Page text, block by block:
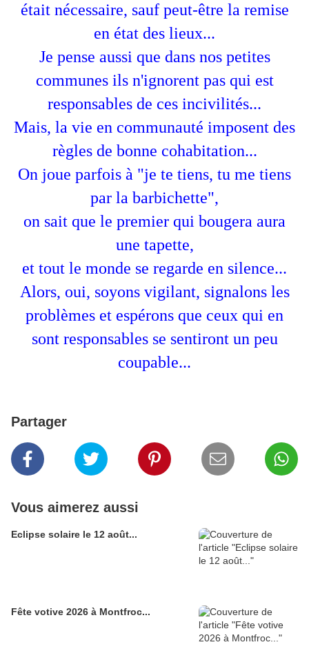
était nécessaire, sauf peut-être la remise
en état des lieux...
Je pense aussi que dans nos petites
communes ils n'ignorent pas qui est
responsables de ces incivilités...
Mais, la vie en communauté imposent des
règles de bonne cohabitation...
On joue parfois à "je te tiens, tu me tiens
par la barbichette",
on sait que le premier qui bougera aura
une tapette,
et tout le monde se regarde en silence...
Alors, oui, soyons vigilant, signalons les
problèmes et espérons que ceux qui en
sont responsables se sentiront un peu
coupable...
Partager
Vous aimerez aussi
Eclipse solaire le 12 août...
Fête votive 2026 à Montfroc...